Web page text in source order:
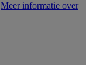
Meer informatie over